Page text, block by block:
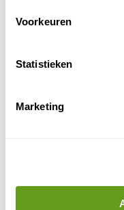
Voorkeuren
Statistieken
Marketing
Vlakbij het Drents
,
dankzij het turquoise
van 2,3 km (gele